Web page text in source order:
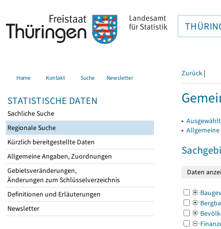
Home Kontakt Suche Newsletter
STATISTISCHE DATEN
Sachliche Suche
Regionale Suche
Kürzlich bereitgestellte Daten
Allgemeine Angaben, Zuordnungen
Gebietsveränderungen,
Änderungen zum Schlüsselverzeichnis
Definitionen und Erläuterungen
Newsletter
Zurück |
▸
▸